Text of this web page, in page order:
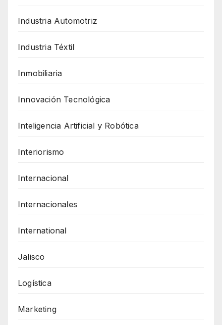
Industria Automotriz
Industria Téxtil
Inmobiliaria
Innovación Tecnológica
Inteligencia Artificial y Robótica
Interiorismo
Internacional
Internacionales
International
Jalisco
Logística
Marketing